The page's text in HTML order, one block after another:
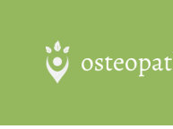
contenu